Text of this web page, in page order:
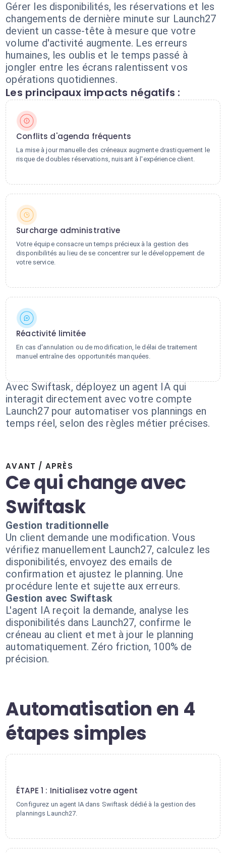
Gérer les disponibilités, les réservations et les
changements de dernière minute sur Launch27
devient un casse-tête à mesure que votre
volume d'activité augmente. Les erreurs
humaines, les oublis et le temps passé à
jongler entre les écrans ralentissent vos
opérations quotidiennes.
Les principaux impacts négatifs :
Conflits d'agenda fréquents
La mise à jour manuelle des créneaux augmente drastiquement le
risque de doubles réservations, nuisant à l'expérience client.
Surcharge administrative
Votre équipe consacre un temps précieux à la gestion des
disponibilités au lieu de se concentrer sur le développement de
votre service.
Réactivité limitée
En cas d'annulation ou de modification, le délai de traitement
manuel entraîne des opportunités manquées.
Avec Swiftask, déployez un agent IA qui
interagit directement avec votre compte
Launch27 pour automatiser vos plannings en
temps réel, selon des règles métier précises.
AVANT / APRÈS
Ce qui change avec
Swiftask
Gestion traditionnelle
Un client demande une modification. Vous
vérifiez manuellement Launch27, calculez les
disponibilités, envoyez des emails de
confirmation et ajustez le planning. Une
procédure lente et sujette aux erreurs.
Gestion avec Swiftask
L'agent IA reçoit la demande, analyse les
disponibilités dans Launch27, confirme le
créneau au client et met à jour le planning
automatiquement. Zéro friction, 100% de
précision.
Automatisation en 4
étapes simples
ÉTAPE 1 : Initialisez votre agent
Configurez un agent IA dans Swiftask dédié à la gestion des
plannings Launch27.